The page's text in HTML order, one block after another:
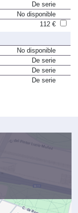
De serie
No disponible
112 €
No disponible
De serie
De serie
De serie